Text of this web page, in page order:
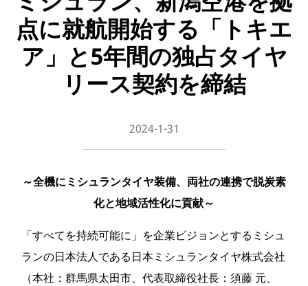
点に就航開始する「トキエ
ア」と5年間の独占タイヤ
リース契約を締結
2024-1-31
～全機にミシュランタイヤ装備、両社の連携で脱炭素
化と地域活性化に貢献～
「すべてを持続可能に」を企業ビジョンとするミシュ
ランの日本法人である日本ミシュランタイヤ株式会社
（本社：群馬県太田市、代表取締役社⻑：須藤 元、